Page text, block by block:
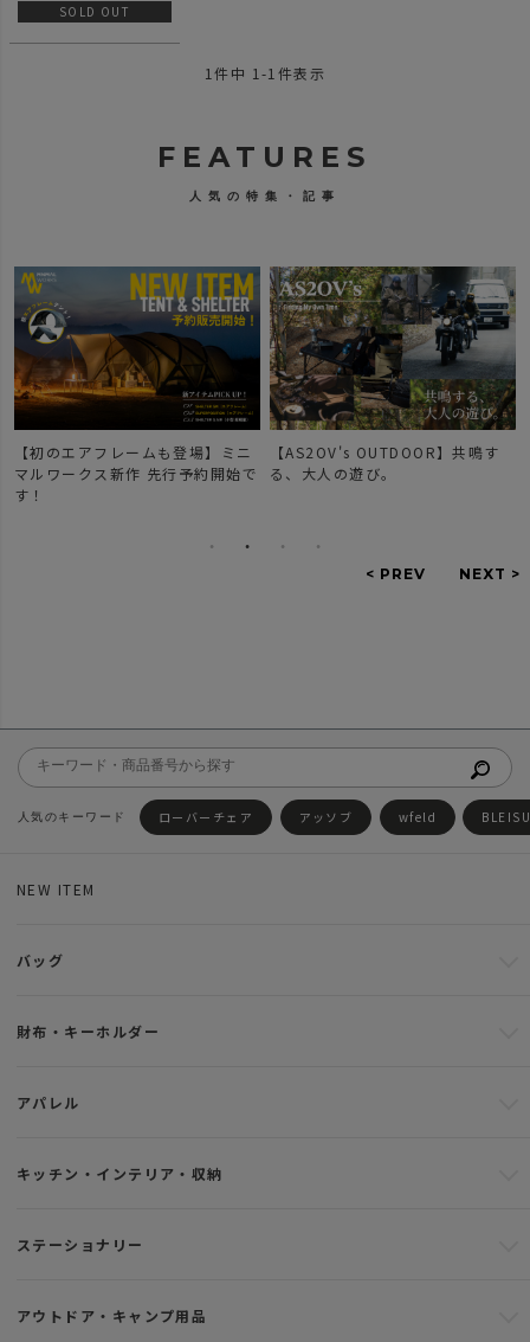
SOLD OUT
1件中 1 -1 件表示
FEATURES
人気の特集・記事
【初のエアフレームも登場】ミニ
マルワークス新作 先行予約開始で
す！
【AS2OV's OUTDOOR】共鳴す
る、大人の遊び。
ローバーチェア アッソブ wfeld
NEW ITEM
バッグ
財布・キーホルダー
アパレル
キッチン・インテリア・収納
ステーショナリー
アウトドア・キャンプ用品